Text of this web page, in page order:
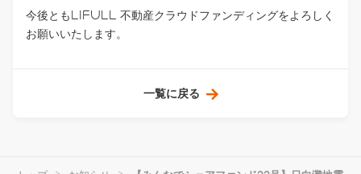
今後ともLIFULL 不動産クラウドファンディングをよろしく
お願いいたします。
一覧に戻る